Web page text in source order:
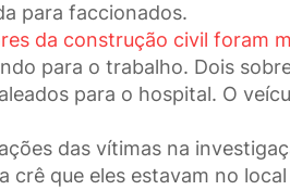
para faccionados.
da construção civil foram
para o trabalho. Dois
para o hospital. O
das vítimas na
crê que eles estavam no